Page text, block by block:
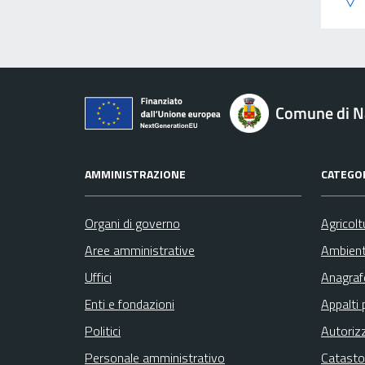
Comune di
AMMINISTRAZIONE
Organi di governo
Aree amministrative
Uffici
Enti e fondazioni
Politici
Personale amministrativo
Appalti